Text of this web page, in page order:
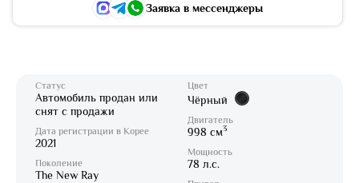
Заявка в мессенджеры
Статус
Автомобиль продан или
снят с продажи
Дата регистрации в Корее
2021
Поколение
The New Ray
Цвет
Чёрный
Двигатель
998 см3
Мощность
78 л.с.